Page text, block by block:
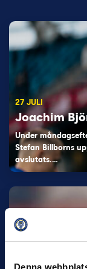
Denna
27 JULI
Joachim
Under
Stefan Billborns
avslutats.…